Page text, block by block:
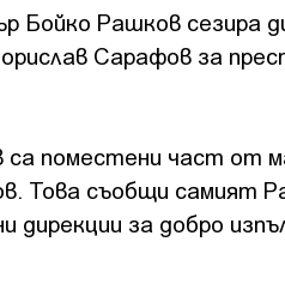
Бойко Рашков сезира
Сарафов за
са поместени част от
Това съобщи самият
за добро